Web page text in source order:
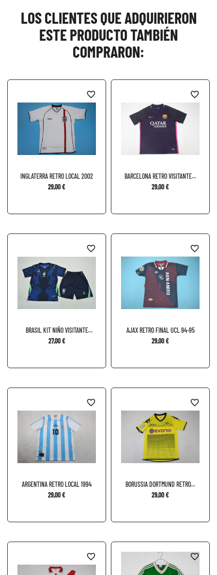
LOS CLIENTES QUE ADQUIRIERON
ESTE PRODUCTO TAMBIÉN
COMPRARON:
INGLATERRA RETRO LOCAL 2002
29,00 €
favorite_border
BARCELONA RETRO VISITANTE...
29,00 €
favorite_border
BRASIL KIT NIÑO VISITANTE
2026
27,00 €
favorite_border
AJAX RETRO FINAL UCL 94-95
29,00 €
favorite_border
ARGENTINA RETRO LOCAL 1994
29,00 €
favorite_border
BORUSSIA DORTMUND RETRO...
29,00 €
favorite_border
favorite_border favorite_border